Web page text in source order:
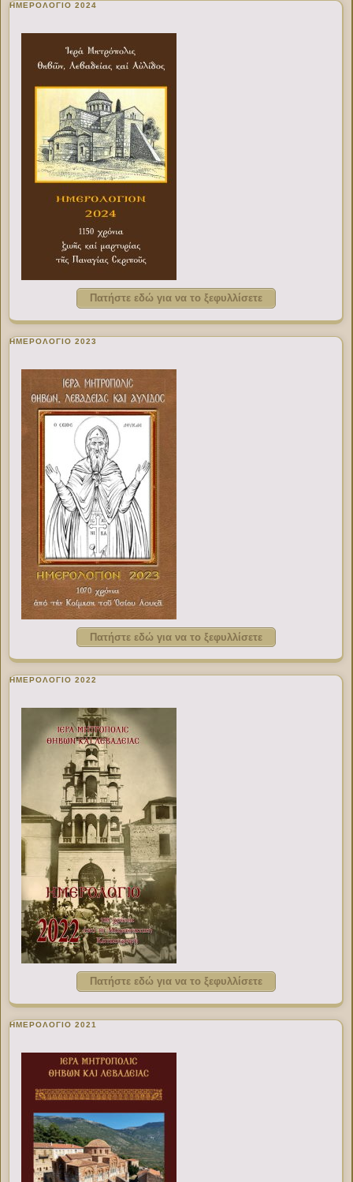
ΗΜΕΡΟΛΟΓΙΟ 2024
Πατήστε εδώ για να το ξεφυλλίσετε
ΗΜΕΡΟΛΟΓΙΟ 2023
Πατήστε εδώ για να το ξεφυλλίσετε
ΗΜΕΡΟΛΟΓΙΟ 2022
Πατήστε εδώ για να το ξεφυλλίσετε
ΗΜΕΡΟΛΟΓΙΟ 2021